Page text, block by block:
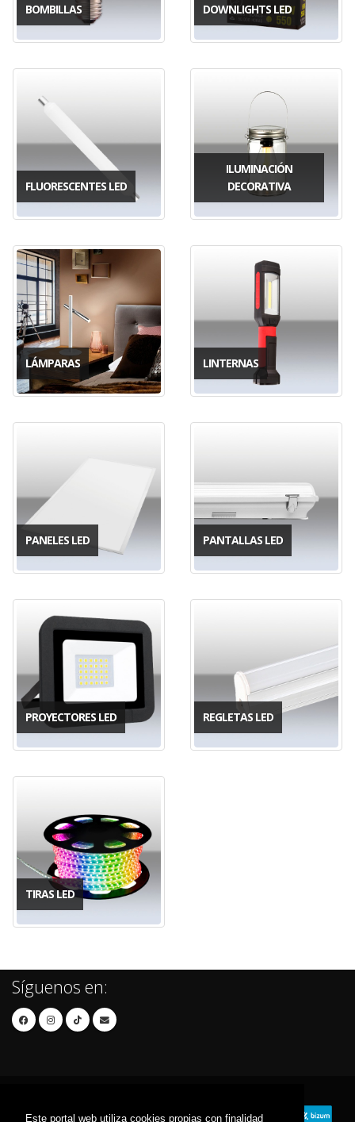
Este portal web utiliza cookies propias con finalidad
BOMBILLAS DOWNLIGHTS LED
FLUORESCENTES LED
ILUMINACIÓN
DECORATIVA
LÁMPARAS LINTERNAS
PANELES LED PANTALLAS LED
PROYECTORES LED REGLETAS LED
TIRAS LED
Síguenos en: